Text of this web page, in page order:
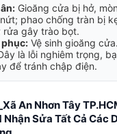
Gioăng cửa bị hở,
phao chống tràn bị
rửa gây trào bọt.
phục: Vệ sinh gioăng
là lỗi nghiêm trọng,
để tránh chập điện.
An Nhơn Tây
Nhận Sửa Tất Cả Các